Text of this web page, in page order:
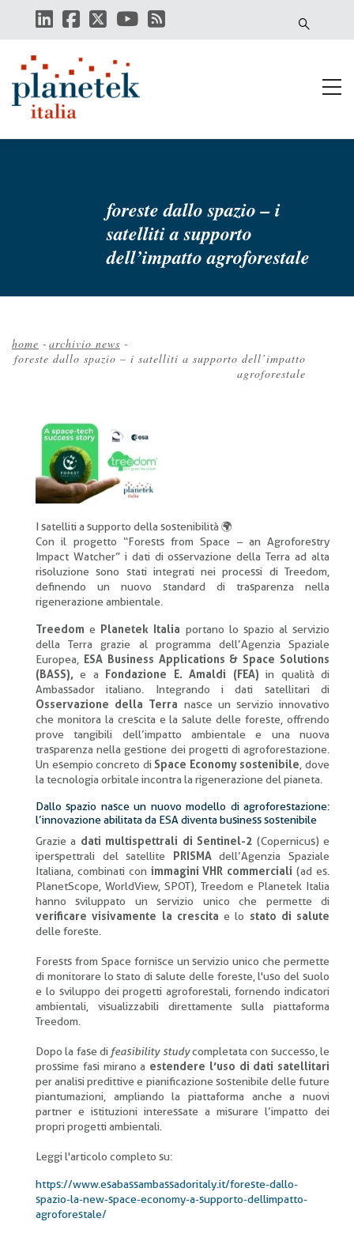
contenuto
foreste dallo spazio – i
satelliti a supporto
dell’impatto agroforestale
Briciole
home - archivio news -
foreste dallo spazio – i satelliti a supporto dell’impatto
agroforestale
I satelliti a supporto della sostenibilità 🌍
Con il progetto “Forests from Space – an Agroforestry
Impact Watcher” i dati di osservazione della Terra ad alta
risoluzione sono stati integrati nei processi di Treedom,
definendo un nuovo standard di trasparenza nella
rigenerazione ambientale.
Treedome Planetek Italia portano lo spazio al servizio
della Terra grazie al programma dell’Agenzia Spaziale
Europea,
ESA Business Applications & Space Solutions
(BASS),e a Fondazione E. Amaldi (FEA) in qualità di
Ambassador italiano. Integrando i dati satellitari di
Osservazione della Terra nasce un servizio innovativo
che monitora la crescita e la salute delle foreste, offrendo
prove tangibili dell’impatto ambientale e una nuova
trasparenza nella gestione dei progetti di agroforestazione.
Un esempio concreto di Space Economy sostenibile , dove
la tecnologia orbitale incontra la rigenerazione del pianeta.
Dallo spazio nasce un nuovo modello di agroforestazione:
l’innovazione abilitata da ESA diventa business sostenibile
Grazie a dati multispettrali di Sentinel-2 (Copernicus) e
iperspettrali del satellite
PRISMAdell’Agenzia Spaziale
Italiana, combinati con immagini VHR commerciali (ad es.
PlanetScope, WorldView, SPOT), Treedom e Planetek Italia
hanno sviluppato un servizio unico che permette di
verificare visivamente la crescita e lo stato di salute
delle foreste.
Forests from Space fornisce un servizio unico che permette
di monitorare lo stato di salute delle foreste, l'uso del suolo
e lo sviluppo dei progetti agroforestali, fornendo indicatori
ambientali, visualizzabili direttamente sulla piattaforma
Treedom.
Dopo la fase di feasibility studycompletata con successo, le
prossime fasi mirano a estendere l’uso di dati satellitari
per analisi predittive e pianificazione sostenibile delle future
piantumazioni, ampliando la piattaforma anche a nuovi
partner e istituzioni interessate a misurare l’impatto dei
propri progetti ambientali.
Leggi l'articolo completo su:
https://www.esabassambassadoritaly.it/foreste-dallo-
spazio-la-new-space-economy-a-supporto-dellimpatto-
agroforestale/